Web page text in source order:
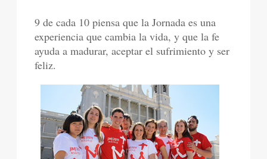
9 de cada 10 piensa que la Jornada es una
experiencia que cambia la vida, y que la fe
ayuda a madurar, aceptar el sufrimiento y ser
feliz.